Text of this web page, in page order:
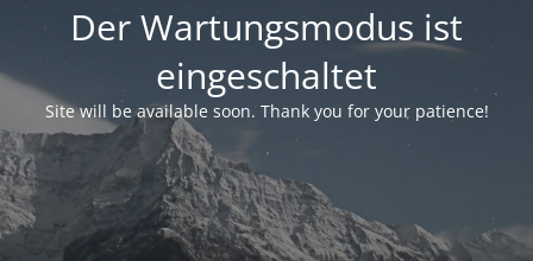
Der Wartungsmodus ist
eingeschaltet
Site will be available soon. Thank you for your patience!